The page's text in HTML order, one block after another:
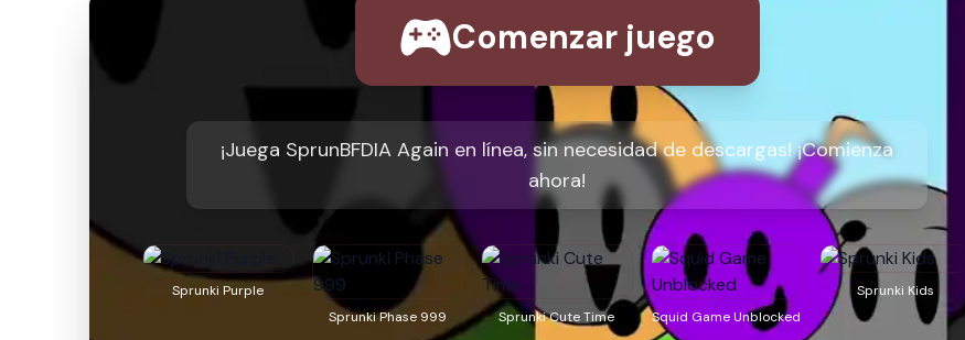
Comenzar juego
¡Juega SprunBFDIA Again en línea, sin necesidad de descargas! ¡Comienza
ahora!
Sprunki Purple
Sprunki Phase 999
Sprunki Cute Time Squid Game Unblocked
Sprunki Kids